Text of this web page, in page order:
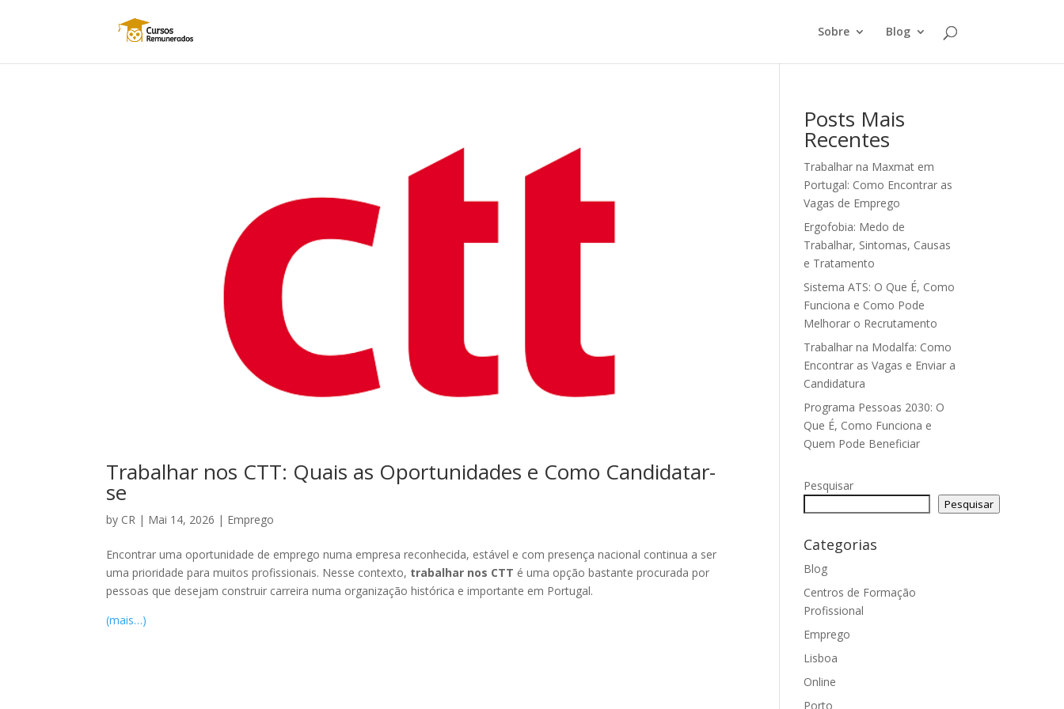
Sobre Blog
Trabalhar nos CTT: Quais as Oportunidades e Como Candidatar-
se
by CR | Mai 14, 2026 | Emprego
Encontrar uma oportunidade de emprego numa empresa reconhecida, estável e com presença nacional continua a ser
uma prioridade para muitos profissionais. Nesse contexto, trabalhar nos CTT é uma opção bastante procurada por
pessoas que desejam construir carreira numa organização histórica e importante em Portugal.
(mais…)
Posts Mais
Recentes
Trabalhar na Maxmat em
Portugal: Como Encontrar as
Vagas de Emprego
Ergofobia: Medo de
Trabalhar, Sintomas, Causas
e Tratamento
Sistema ATS: O Que É, Como
Funciona e Como Pode
Melhorar o Recrutamento
Trabalhar na Modalfa: Como
Encontrar as Vagas e Enviar a
Candidatura
Programa Pessoas 2030: O
Que É, Como Funciona e
Quem Pode Beneficiar
Pesquisar
Pesquisar
Categorias
Blog
Centros de Formação
Profissional
Emprego
Lisboa
Online
Porto